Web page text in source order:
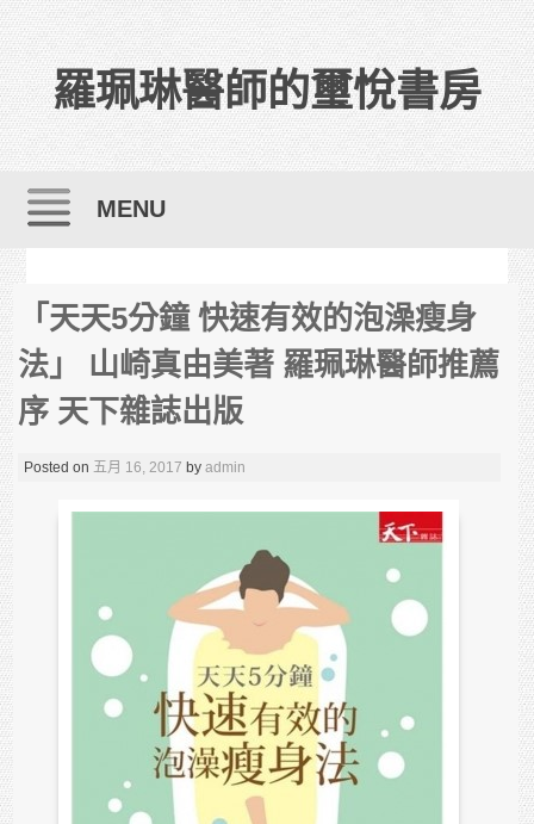
羅珮琳醫師的璽悅書房
MENU
「天天5分鐘 快速有效的泡澡瘦身
法」 山崎真由美著 羅珮琳醫師推薦
序 天下雜誌出版
Posted on五月 16, 2017 byadmin